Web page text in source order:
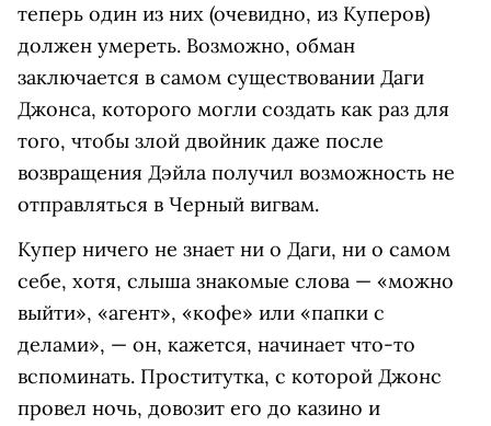
теперь один из них (очевидно, из Куперов)
должен умереть. Возможно, обман
заключается в самом существовании Даги
Джонса, которого могли создать как раз для
того, чтобы злой двойник даже после
возвращения Дэйла получил возможность не
отправляться в Черный вигвам.
Купер ничего не знает ни о Даги, ни о самом
себе, хотя, слыша знакомые слова — «можно
выйти», «агент», «кофе» или «папки с
делами», — он, кажется, начинает что-то
вспоминать. Проститутка, с которой Джонс
провел ночь, довозит его до казино и